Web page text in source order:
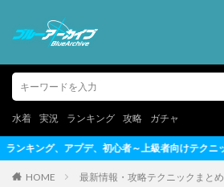
水着 実況 ランキング 攻略 ガチャ
テクニックまで完全網羅
HOME 最新情報・攻略テクニックまとめ